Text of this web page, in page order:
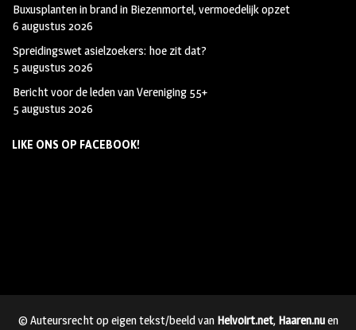
Buxusplanten in brand in Biezenmortel, vermoedelijk opzet
6 augustus 2026
Spreidingswet asielzoekers: hoe zit dat?
5 augustus 2026
Bericht voor de leden van Vereniging 55+
5 augustus 2026
LIKE ONS OP FACEBOOK!
© Auteursrecht op eigen tekst/beeld van Helvoirt.net, Haaren.nuen